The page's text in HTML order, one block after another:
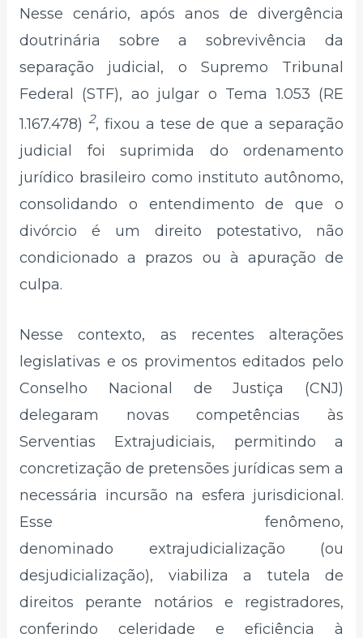
Nesse cenário, após anos de divergência
doutrinária sobre a sobrevivência da
separação judicial, o Supremo Tribunal
Federal (STF), ao julgar o Tema 1.053 (RE
1.167.478) 2, fixou a tese de que a separação
judicial foi suprimida do ordenamento
jurídico brasileiro como instituto autônomo,
consolidando o entendimento de que o
divórcio é um direito potestativo, não
condicionado a prazos ou à apuração de
culpa.
Nesse contexto, as recentes alterações
legislativas e os provimentos editados pelo
Conselho Nacional de Justiça (CNJ)
delegaram novas competências às
Serventias Extrajudiciais, permitindo a
concretização de pretensões jurídicas sem a
necessária incursão na esfera jurisdicional.
Esse fenômeno,
denominado extrajudicialização (ou
desjudicialização), viabiliza a tutela de
direitos perante notários e registradores,
conferindo celeridade e eficiência à